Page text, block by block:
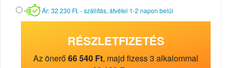
Ár: 32 230 Ft. - szállítás, átvétel 1-2 napon belül
RÉSZLETFIZETÉS
Az önerő66 540 Ft, majd fizess 3 alkalommal